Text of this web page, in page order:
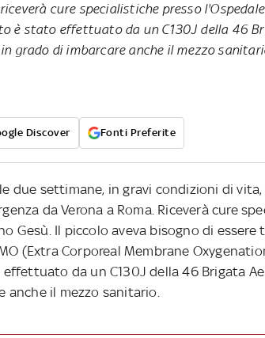
cure specialistiche presso
è stato effettuato da un C130J della 46
grado di imbarcare anche il mezzo
Discover Fonti Preferite
due settimane, in gravi condizioni di
da Verona a Roma. Riceverà cure
Gesù. Il piccolo aveva bisogno di
(Extra Corporeal Membrane
da un C130J della 46 Brigata
anche il mezzo sanitario.